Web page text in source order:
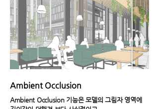
Ambient Occlusion
Ambient Occlusion 기능은 모델의 그림자 영역에